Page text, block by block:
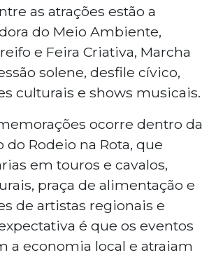
as atrações estão a
do Meio Ambiente,
e Feira Criativa, Marcha
solene, desfile cívico,
culturais e shows musicais.
ocorre dentro da
do Rodeio na Rota, que
em touros e cavalos,
praça de alimentação e
de artistas regionais e
é que os eventos
a economia local e atraiam